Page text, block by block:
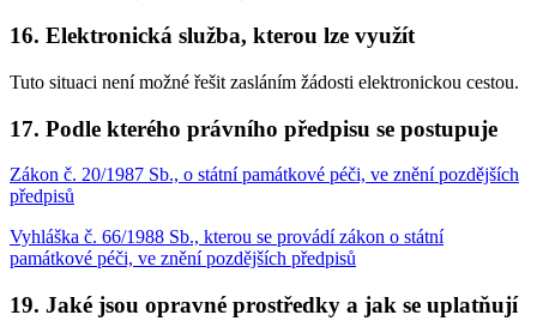
16. Elektronická služba, kterou lze využít
Tuto situaci není možné řešit zasláním žádosti elektronickou cestou.
17. Podle kterého právního předpisu se postupuje
Zákon č. 20/1987 Sb., o státní památkové péči, ve znění pozdějších
předpisů
Vyhláška č. 66/1988 Sb., kterou se provádí zákon o státní
památkové péči, ve znění pozdějších předpisů
19. Jaké jsou opravné prostředky a jak se uplatňují